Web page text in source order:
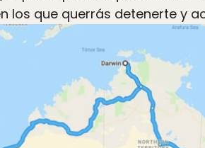
los que querrás detenerte y